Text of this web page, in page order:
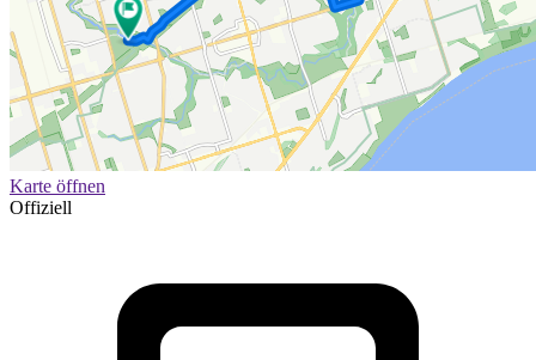
Karte öffnen
Offiziell